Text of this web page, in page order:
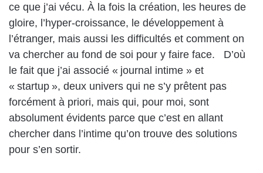
ce que j’ai vécu. À la fois la création, les heures de
gloire, l’hyper-croissance, le développement à
l’étranger, mais aussi les difficultés et comment on
va chercher au fond de soi pour y faire face. D’où
le fait que j’ai associé « journal intime » et
« startup », deux univers qui ne s’y prêtent pas
forcément à priori, mais qui, pour moi, sont
absolument évidents parce que c’est en allant
chercher dans l’intime qu’on trouve des solutions
pour s’en sortir.